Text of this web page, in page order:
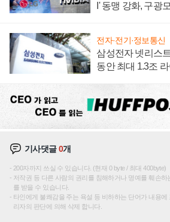
I' 동맹 강화, 구광
전자·전기·정보통신
삼성전자 넷리스
동안 최대 1.3조
기사댓글0개
200자까지 쓰실 수 있습니다. (현재 0 byte / 최대 400byte)
저작권 등 다른 사람의 권리를 침해하거나 명예를 훼손하
를 받을 수 있습니다.
타인에게 불쾌감을 주는 욕설 등 비하하는 단어가 내용
리자의 판단에 의해 삭제 합니다.